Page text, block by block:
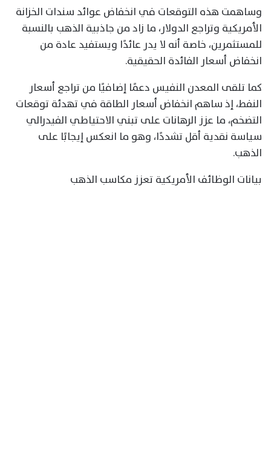
وساهمت هذه التوقعات في انخفاض عوائد سندات الخزانة
الأمريكية وتراجع الدولار، ما زاد من جاذبية الذهب بالنسبة
للمستثمرين، خاصة أنه لا يدر عائدًا ويستفيد عادة من
انخفاض أسعار الفائدة الحقيقية.
كما تلقى المعدن النفيس دعمًا إضافيًا من تراجع أسعار
النفط، إذ ساهم انخفاض أسعار الطاقة في تهدئة توقعات
التضخم، ما عزز الرهانات على تبني الاحتياطي الفيدرالي
سياسة نقدية أقل تشددًا، وهو ما انعكس إيجابًا على
الذهب.
بيانات الوظائف الأمريكية تعزز مكاسب الذهب